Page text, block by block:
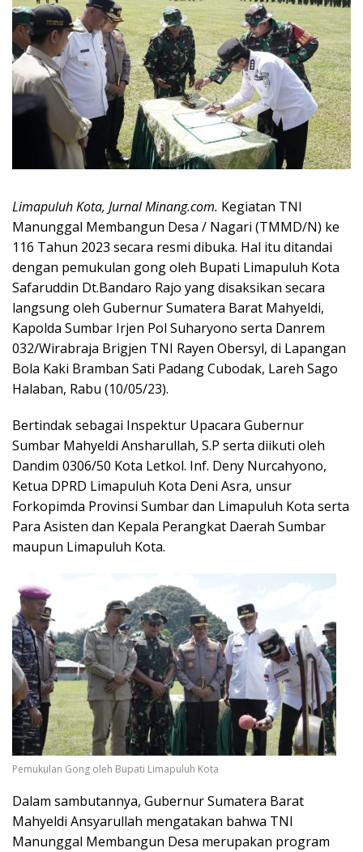
Limapuluh Kota, Jurnal Minang.com. Kegiatan TNI
Manunggal Membangun Desa / Nagari (TMMD/N) ke
116 Tahun 2023 secara resmi dibuka. Hal itu ditandai
dengan pemukulan gong oleh Bupati Limapuluh Kota
Safaruddin Dt.Bandaro Rajo yang disaksikan secara
langsung oleh Gubernur Sumatera Barat Mahyeldi,
Kapolda Sumbar Irjen Pol Suharyono serta Danrem
032/Wirabraja Brigjen TNI Rayen Obersyl, di Lapangan
Bola Kaki Bramban Sati Padang Cubodak, Lareh Sago
Halaban, Rabu (10/05/23).
Bertindak sebagai Inspektur Upacara Gubernur
Sumbar Mahyeldi Ansharullah, S.P serta diikuti oleh
Dandim 0306/50 Kota Letkol. Inf. Deny Nurcahyono,
Ketua DPRD Limapuluh Kota Deni Asra, unsur
Forkopimda Provinsi Sumbar dan Limapuluh Kota serta
Para Asisten dan Kepala Perangkat Daerah Sumbar
maupun Limapuluh Kota.
Pemukulan Gong oleh Bupati Limapuluh Kota
Dalam sambutannya, Gubernur Sumatera Barat
Mahyeldi Ansyarullah mengatakan bahwa TNI
Manunggal Membangun Desa merupakan program